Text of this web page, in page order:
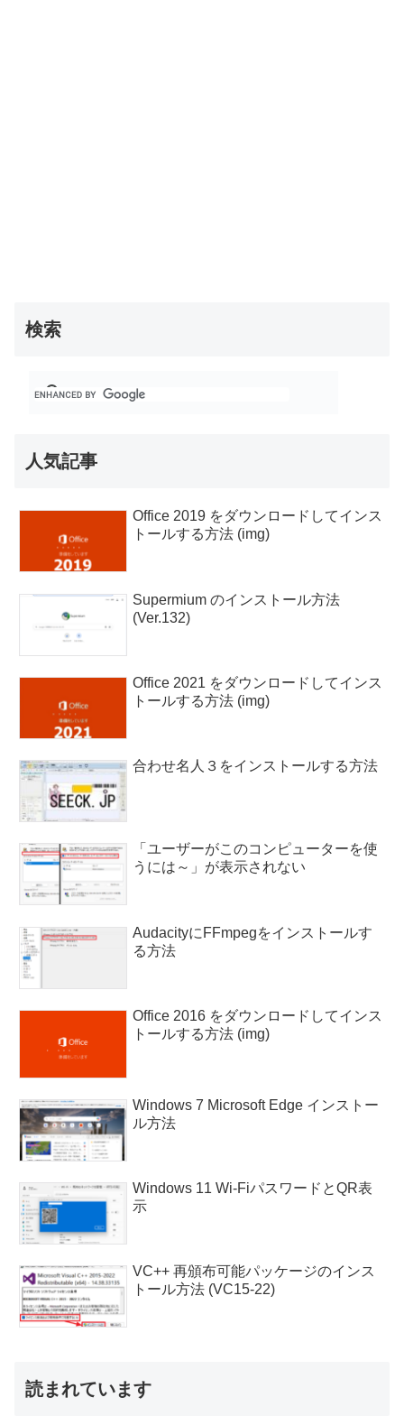
検索
人気記事
Office 2019 をダウンロードしてインス
トールする方法 (img)
Supermium のインストール方法
(Ver.132)
Office 2021 をダウンロードしてインス
トールする方法 (img)
合わせ名人３をインストールする方法
「ユーザーがこのコンピューターを使
うには～」が表示されない
AudacityにFFmpegをインストールす
る方法
Office 2016 をダウンロードしてインス
トールする方法 (img)
Windows 7 Microsoft Edge インストー
ル方法
Windows 11 Wi-FiパスワードとQR表
示
VC++ 再頒布可能パッケージのインス
トール方法 (VC15-22)
読まれています